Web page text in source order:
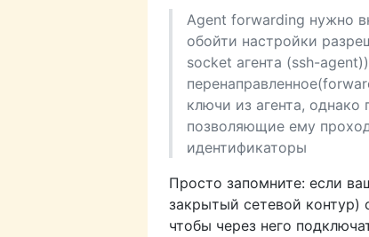
Agent forwarding нужно
обойти настройки
socket агента (ssh-
ключи из агента,
позволяющие ему
идентификаторы
Просто запомните: если
закрытый сетевой контур)
чтобы через него